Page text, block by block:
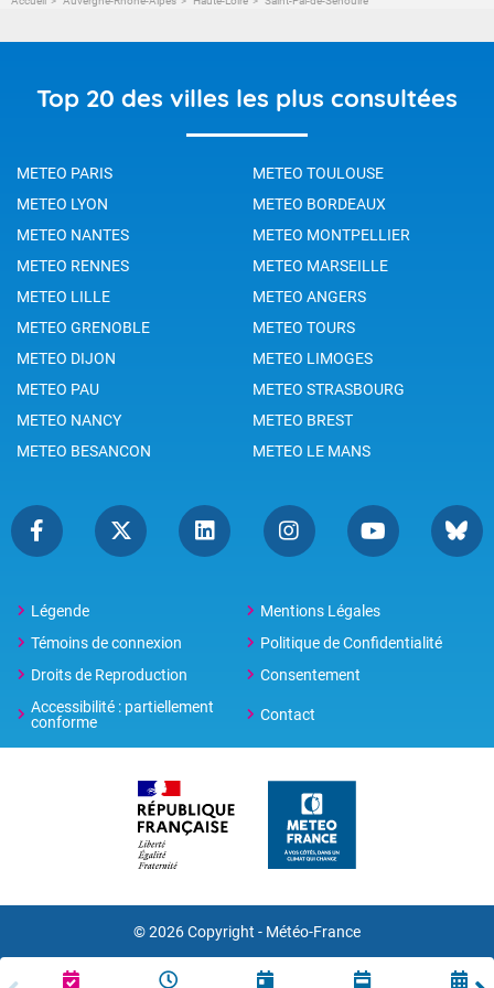
Top 20 des villes les plus consultées
METEO PARIS
METEO TOULOUSE
METEO LYON
METEO BORDEAUX
METEO NANTES
METEO MONTPELLIER
METEO RENNES
METEO MARSEILLE
METEO LILLE
METEO ANGERS
METEO GRENOBLE
METEO TOURS
METEO DIJON
METEO LIMOGES
METEO PAU
METEO STRASBOURG
METEO NANCY
METEO BREST
METEO BESANCON
METEO LE MANS
Légende
Mentions Légales
Témoins de connexion
Politique de Confidentialité
Droits de Reproduction
Consentement
Accessibilité : partiellement
conforme
Contact
© 2026 Copyright - Météo-France